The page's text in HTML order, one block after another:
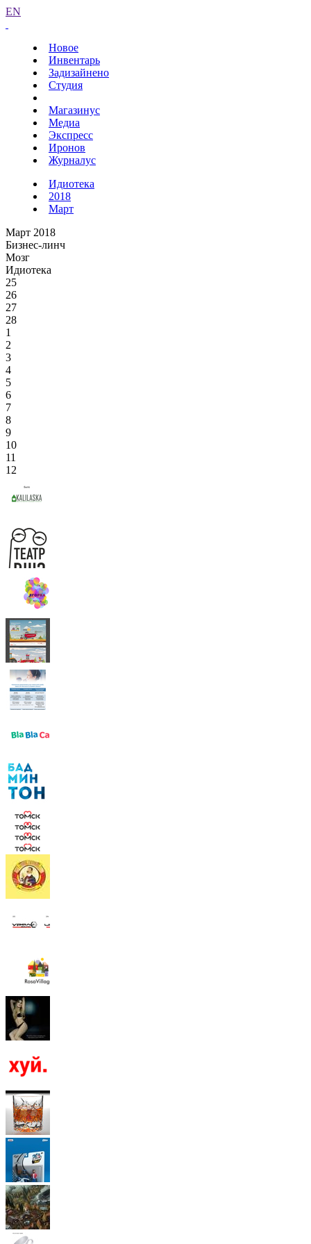
EN
Новое
Инвентарь
Задизайнено
Студия
Магазинус
Медиа
Экспресс
Иронов
Журналус
Идиотека
2018
Март
Март 2018
Бизнес-линч
Мозг
Идиотека
25
26
27
28
1
2
3
4
5
6
7
8
9
10
11
12